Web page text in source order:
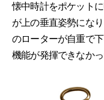
懐中時計をポケット
が上の垂直姿勢にな
のローターが自重で
機能が発揮できなかっ